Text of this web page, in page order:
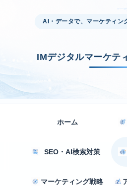
AI・データで、マーケティン
IMデジタルマーケテ
ホーム
SEO・AI検索対策
マーケティング戦略